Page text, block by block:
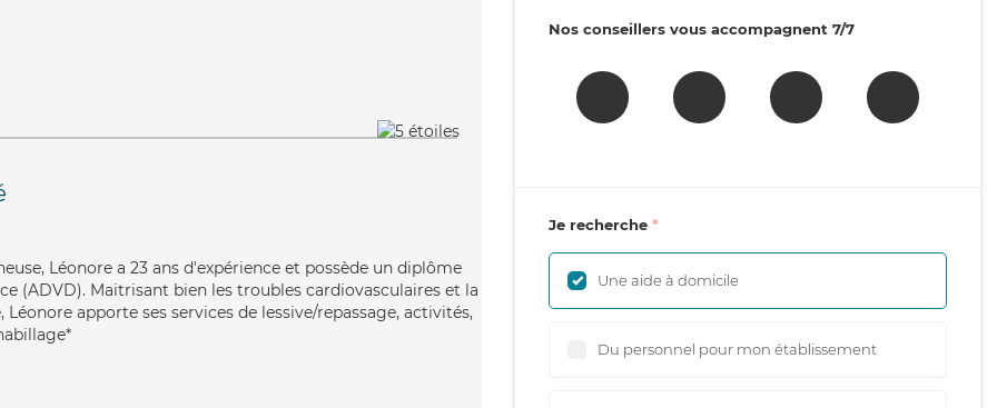
Léonore a 23 ans d'expérience et possède un diplôme
(ADVD). Maitrisant bien les troubles cardiovasculaires et la
apporte ses services de lessive/repassage, activités,
Nos conseillers vous accompagnent 7/7
Je recherche
Une aide à domicile
Du personnel pour mon établissement